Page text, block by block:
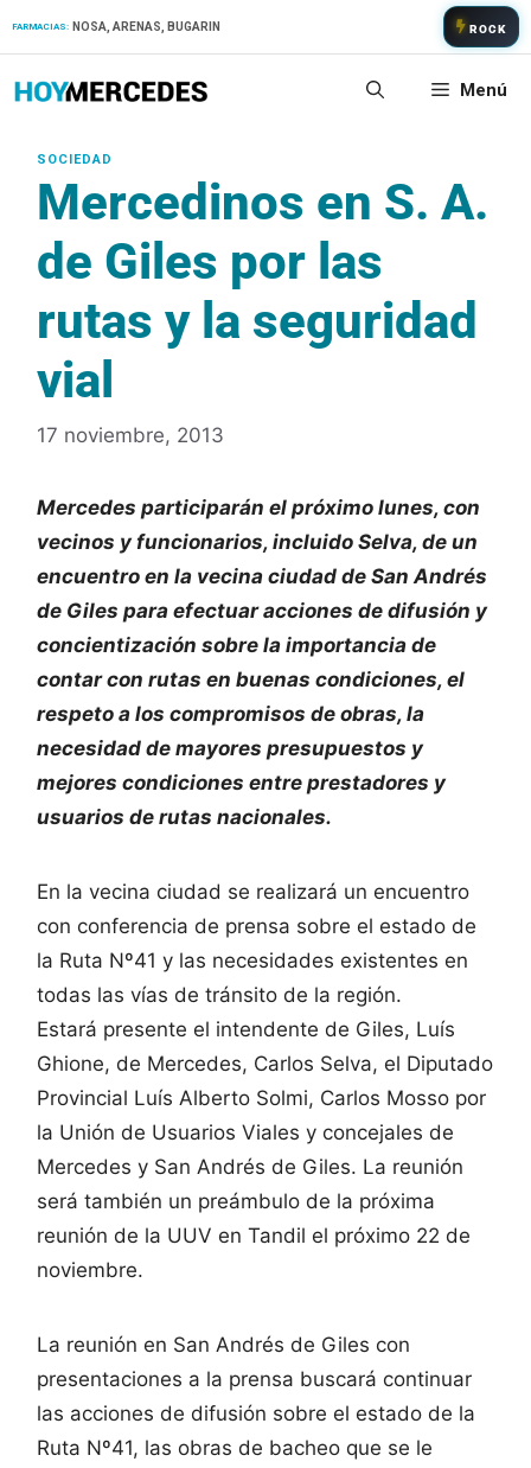
FARMACIAS: NOSA, ARENAS, BUGARIN ROCK
Menú
Mercedinos en S. A.
de Giles por las
rutas y la seguridad
vial
17 noviembre, 2013
Mercedes participarán el próximo lunes, con
vecinos y funcionarios, incluido Selva, de un
encuentro en la vecina ciudad de San Andrés
de Giles para efectuar acciones de difusión y
concientización sobre la importancia de
contar con rutas en buenas condiciones, el
respeto a los compromisos de obras, la
necesidad de mayores presupuestos y
mejores condiciones entre prestadores y
usuarios de rutas nacionales.
En la vecina ciudad se realizará un encuentro
con conferencia de prensa sobre el estado de
la Ruta Nº41 y las necesidades existentes en
todas las vías de tránsito de la región.
Estará presente el intendente de Giles, Luís
Ghione, de Mercedes, Carlos Selva, el Diputado
Provincial Luís Alberto Solmi, Carlos Mosso por
la Unión de Usuarios Viales y concejales de
Mercedes y San Andrés de Giles. La reunión
será también un preámbulo de la próxima
reunión de la UUV en Tandil el próximo 22 de
noviembre.
La reunión en San Andrés de Giles con
presentaciones a la prensa buscará continuar
las acciones de difusión sobre el estado de la
Ruta Nº41, las obras de bacheo que se le